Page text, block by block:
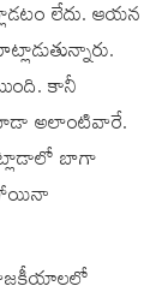
లేదు. ఆయన
కానీ
అలాంటివారే.
బాగా
రాజకీయాలలో